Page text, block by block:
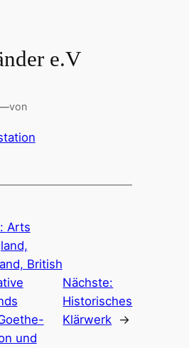
e.V
von
Arts
British
und
Nächste:
Historisches
Klärwerk →